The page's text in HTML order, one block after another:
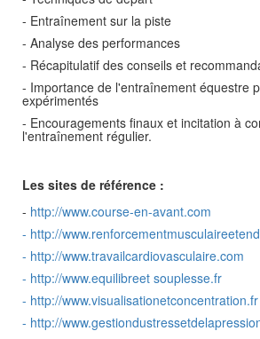
- Entraînement sur la piste
- Analyse des performances
- Récapitulatif des conseils et
- Importance de l'entraînement équestre
expérimentés
- Encouragements finaux et incitation à
l'entraînement régulier.
Les sites de référence :
- http://www.course-en-avant.com
- http://
- http://www.travailcardiovasculaire.com
- http://www.equilibreet souplesse.fr
- http://www.visualisationetconcentration.fr
- http://